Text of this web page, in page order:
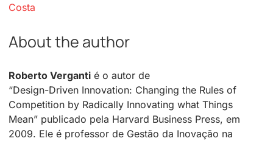
Costa
About the author
Roberto Verganti é o autor de
“Design-Driven Innovation: Changing the Rules of
Competition by Radically Innovating what Things
Mean” publicado pela Harvard Business Press, em
2009. Ele é professor de Gestão da Inovação na